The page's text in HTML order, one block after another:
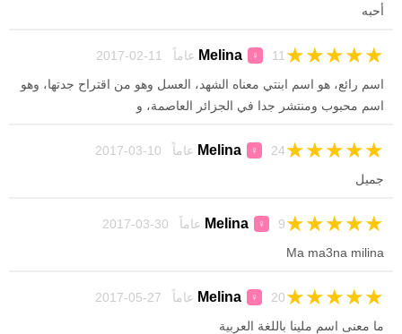
أحبه
Melina ♀ 11 عاماً 11-02-2017 ★
★
★
★
★
اسم رائع، هو اسم ابنتي معناه الشهد، العسل وهو من اقتراح جدتها، وهو
اسم محبوب ومنتشر جدا في الجزائر العاصمة، و
Melina ♀ 24 عاماً 10-03-2017 ★
★
★
★
★
جميل
Melina ♀ 9 عاماً 30-03-2017 ★
★
★
★
★
Ma ma3na milina
Melina ♀ 20 عاماً 27-05-2017 ★
★
★
★
★
ما معنى اسم ملينا باللغة العربية